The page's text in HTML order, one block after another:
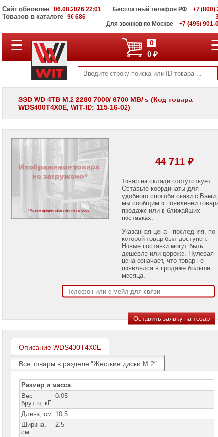
Сайт обновлен 06.08.2026 22:01
Товаров в каталоге 96 686
Бесплатный телефон РФ
+7 (800)
Для звонков по Москве
+7 (495) 901-
ПОЛНЫЙ
КАТАЛОГ
Корпоративные
серверы
WIT
хранения
VI
и
LCD
панели
Проекторы
лампы
для
Name
Принтеры
плоттеры
МФУ
Серверы
Name
Пассивное
сетевое
оборудование
Активное
☰ 0
0 ₽
SSD WD 4TB M.2 2280 7000/ 6700 MB/ s (Код товара
WDS400T4X0E, WIT-ID: 115-16-02)
44 711 ₽
Товар на складе отстутствует.
Оставьте координаты для
удобного способа связи с Вами,
мы сообщим о появлении
продаже или в ближайших
поставках.
Указанная цена - последняя, по
которой товар был доступен.
Новые поставки могут быть
дешевле или дороже. Нулевая
цена означает, что товар не
появлялся в продаже больше
месяца.
Описание WDS400T4X0E
Все товары в разделе "Жесткие диски M.2"
Размер и масса
Вес
брутто, кГ
0.05
Длина, см
10.5
Ширина,
см
2.5